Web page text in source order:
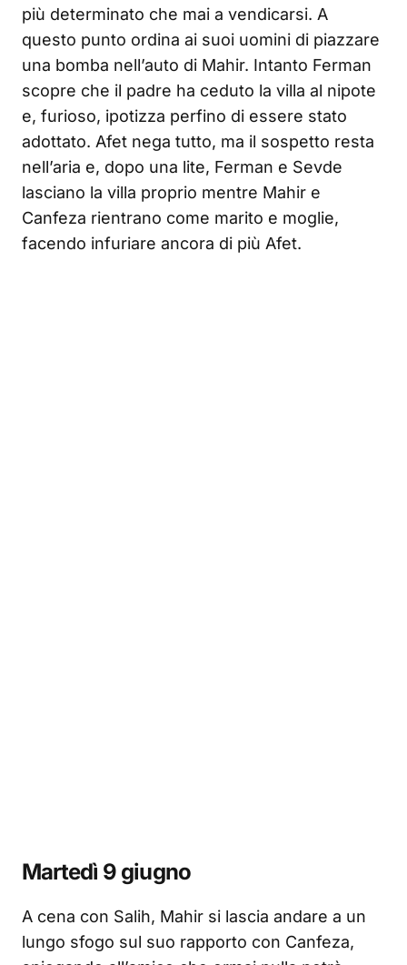
più determinato che mai a vendicarsi. A
questo punto ordina ai suoi uomini di piazzare
una bomba nell’auto di Mahir. Intanto Ferman
scopre che il padre ha ceduto la villa al nipote
e, furioso, ipotizza perfino di essere stato
adottato. Afet nega tutto, ma il sospetto resta
nell’aria e, dopo una lite, Ferman e Sevde
lasciano la villa proprio mentre Mahir e
Canfeza rientrano come marito e moglie,
facendo infuriare ancora di più Afet.
Martedì 9 giugno
A cena con Salih, Mahir si lascia andare a un
lungo sfogo sul suo rapporto con Canfeza,